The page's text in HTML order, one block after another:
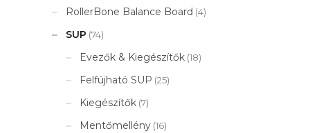
RollerBone Balance Board (4)
SUP (74)
Evezők & Kiegészítők (18)
Felfújható SUP (25)
Kiegészítők (7)
Mentőmellény (16)